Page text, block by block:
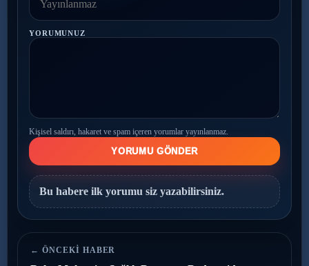
YORUMUNUZ
Kişisel saldırı, hakaret ve spam içeren yorumlar yayınlanmaz.
YORUMU GÖNDER
Bu habere ilk yorumu siz yazabilirsiniz.
← ÖNCEKI HABER